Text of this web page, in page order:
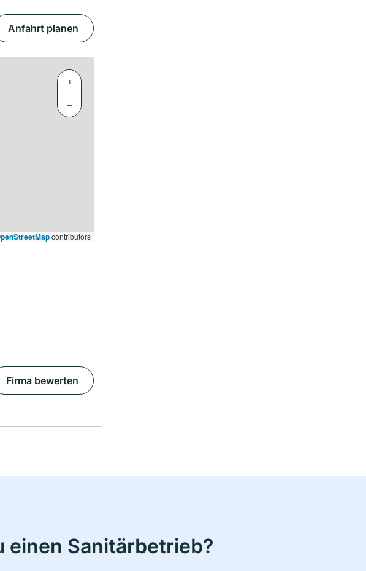
Anfahrt planen
+
−
contributors
Firma bewerten
einen Sanitärbetrieb?